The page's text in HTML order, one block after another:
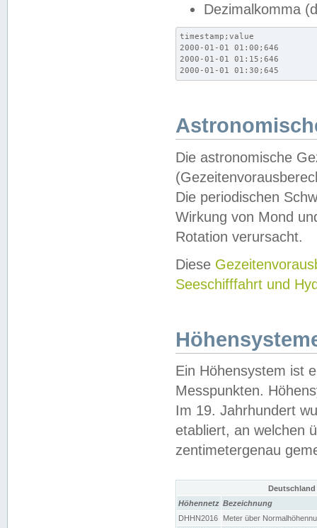
Dezimalkomma
timestamp;value
2000-01-01 01:00;646
2000-01-01 01:15;646
2000-01-01 01:30;645
Die astronomische
Die periodischen
Wirkung von Mond
Rotation verursacht.
Diese
Seeschifffahrt und
Ein Höhensystem ist
Messpunkten.
Im 19. Jahrhundert
etabliert, an welchen
zentimetergenau
Höhennetz Bezeichnung
DHHN2016
Meter über